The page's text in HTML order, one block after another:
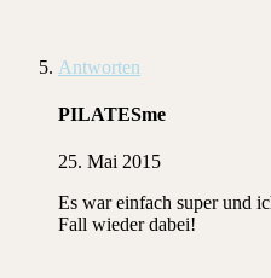
Antworten
PILATESme
25. Mai 2015
Es war einfach super und
Fall wieder dabei!